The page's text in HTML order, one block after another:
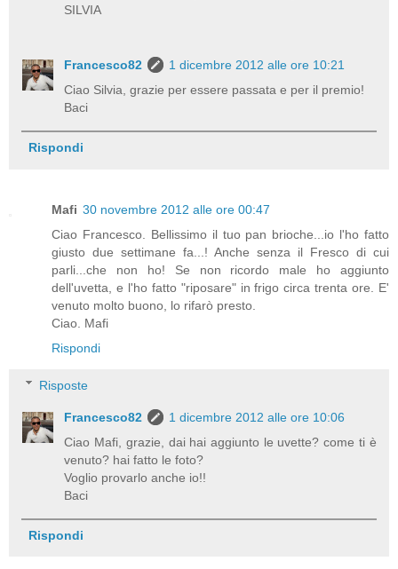
SILVIA
Francesco82
1 dicembre 2012 alle ore 10:21
Ciao Silvia, grazie per essere passata e per il premio!
Baci
Rispondi
Mafi 30 novembre 2012 alle ore 00:47
Ciao Francesco. Bellissimo il tuo pan brioche...io l'ho fatto
giusto due settimane fa...! Anche senza il Fresco di cui
parli...che non ho! Se non ricordo male ho aggiunto
dell'uvetta, e l'ho fatto "riposare" in frigo circa trenta ore. E'
venuto molto buono, lo rifarò presto.
Ciao. Mafi
Rispondi
Risposte
Francesco82
1 dicembre 2012 alle ore 10:06
Ciao Mafi, grazie, dai hai aggiunto le uvette? come ti è
venuto? hai fatto le foto?
Voglio provarlo anche io!!
Baci
Rispondi